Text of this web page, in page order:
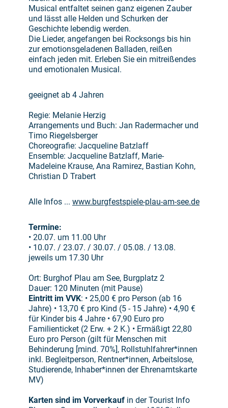
Musical entfaltet seinen ganz eigenen Zauber
und lässt alle Helden und Schurken der
Geschichte lebendig werden.
Die Lieder, angefangen bei Rocksongs bis hin
zur emotionsgeladenen Balladen, reißen
einfach jeden mit. Erleben Sie ein mitreißendes
und emotionalen Musical.
geeignet ab 4 Jahren
Regie: Melanie Herzig
Arrangements und Buch: Jan Radermacher und
Timo Riegelsberger
Choreografie: Jacqueline Batzlaff
Ensemble: Jacqueline Batzlaff, Marie-
Madeleine Krause, Ana Ramirez, Bastian Kohn,
Christian D Trabert
Alle Infos ... www.burgfestspiele-plau-am-see.de
Termine:
• 20.07. um 11.00 Uhr
• 10.07. / 23.07. / 30.07. / 05.08. / 13.08.
jeweils um 17.30 Uhr
Ort: Burghof Plau am See, Burgplatz 2
Dauer: 120 Minuten (mit Pause)
Eintritt im VVK: • 25,00 € pro Person (ab 16
Jahre) • 13,70 € pro Kind (5 - 15 Jahre) • 4,90 €
für Kinder bis 4 Jahre • 67,90 Euro pro
Familienticket (2 Erw. + 2 K.) • Ermäßigt 22,80
Euro pro Person (gilt für Menschen mit
Behinderung [mind. 70%], Rollstuhlfahrer*innen
inkl. Begleitperson, Rentner*innen, Arbeitslose,
Studierende, Inhaber*innen der Ehrenamtskarte
MV)
Karten sind im Vorverkauf in der Tourist Info